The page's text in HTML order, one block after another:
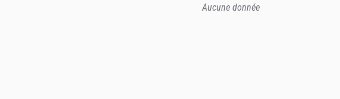
Aucune donnée